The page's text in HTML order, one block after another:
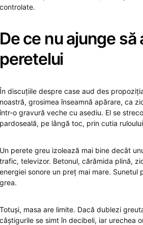
controlate.
De ce nu ajunge
peretelui
În discuțiile despre case aud des
noastră, grosimea înseamnă apărare, ca
într-o gravură veche cu asediu. El se
pardoseală, pe lângă toc, prin cutia
Un perete greu izolează mai bine decât
trafic, televizor. Betonul, cărămida plină,
energiei sonore un preț mai mare.
grea.
Totuși, masa are limite. Dacă dublezi
câștigurile se simt în decibeli, iar urechea